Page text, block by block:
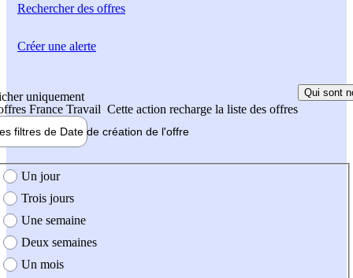
Rechercherdes offres
uniquement
France Travail Cette action recharge la liste des offres
Qui sont
filtres de Date de création de l'offre
création de l'offre
Un jour
Trois jours
Une semaine
Deux semaines
Un mois
Créer une alerte